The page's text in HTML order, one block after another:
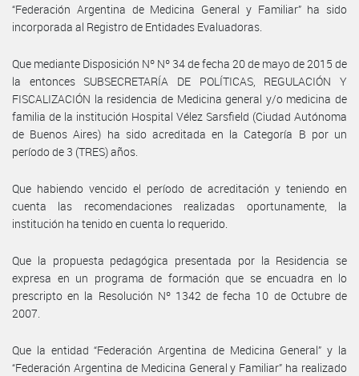
“Federación Argentina de Medicina General y Familiar” ha sido
incorporada al Registro de Entidades Evaluadoras.
Que mediante Disposición Nº Nº 34 de fecha 20 de mayo de 2015 de
la entonces SUBSECRETARÍA DE POLÍTICAS, REGULACIÓN Y
FISCALIZACIÓN la residencia de Medicina general y/o medicina de
familia de la institución Hospital Vélez Sarsfield (Ciudad Autónoma
de Buenos Aires) ha sido acreditada en la Categoría B por un
período de 3 (TRES) años.
Que habiendo vencido el período de acreditación y teniendo en
cuenta las recomendaciones realizadas oportunamente, la
institución ha tenido en cuenta lo requerido.
Que la propuesta pedagógica presentada por la Residencia se
expresa en un programa de formación que se encuadra en lo
prescripto en la Resolución Nº 1342 de fecha 10 de Octubre de
2007.
Que la entidad “Federación Argentina de Medicina General” y la
“Federación Argentina de Medicina General y Familiar” ha realizado